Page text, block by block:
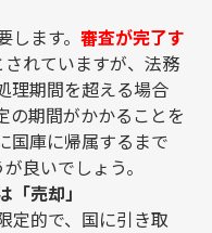
ます。 審査が完了す
されていますが、法務
理期間を超える場合
の期間がかかることを
国庫に帰属するまで
良いでしょう。
売却」
定的で、国に引き取